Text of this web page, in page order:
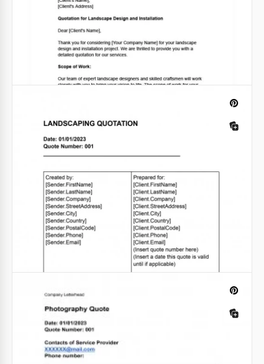
Cotação para Serviços de Cobertura
Sua empresa está envolvida na renovação e
instalação de telhados? Então você precisará do
nosso modelo de Cotação de Telhados que pode
aumentar a fidelidade de potenciais clientes à sua
Google Docs